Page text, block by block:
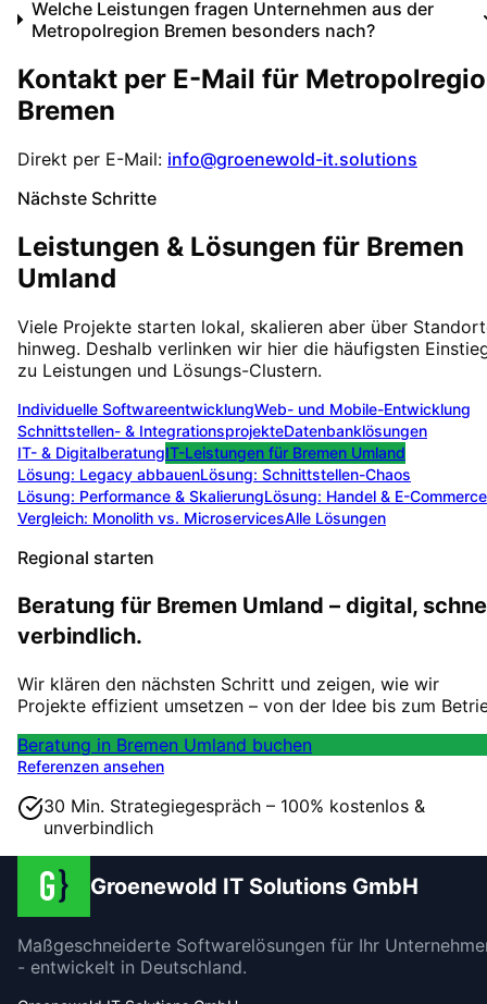
Welche Leistungen fragen Unternehmen aus der
Metropolregion Bremen besonders nach?
Kontakt per E-Mail für
Bremen
Direkt per E-Mail: info@groenewold-it.solutions
Nächste Schritte
Leistungen & Lösungen für Bremen
Umland
Viele Projekte starten lokal, skalieren aber über
hinweg. Deshalb verlinken wir hier die häufigsten
zu Leistungen und Lösungs-Clustern.
Individuelle SoftwareentwicklungWeb- und Mobile-Entwicklung
Schnittstellen- & IntegrationsprojekteDatenbanklösungen
IT- & DigitalberatungIT-Leistungen für Bremen Umland
Lösung: Legacy abbauenLösung: Schnittstellen-Chaos
Lösung: Performance & SkalierungLösung: Handel & E-Commerce
Vergleich: Monolith vs. MicroservicesAlle Lösungen
Regional starten
Beratung für Bremen Umland – digital,
verbindlich.
Wir klären den nächsten Schritt und zeigen, wie wir
Projekte effizient umsetzen – von der Idee bis zum
Beratung in Bremen Umland buchen
Referenzen ansehen
30 Min. Strategiegespräch – 100% kostenlos &
unverbindlich
Groenewold IT Solutions GmbH
Maßgeschneiderte Softwarelösungen für Ihr
- entwickelt in Deutschland.